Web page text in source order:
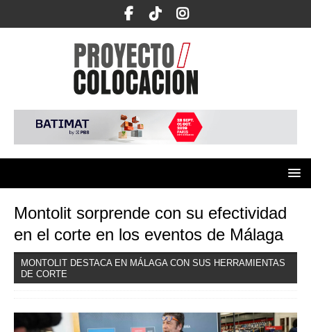
Montolit sorprende con su efectividad
en el corte en los eventos de Málaga
MONTOLIT DESTACA EN MÁLAGA CON SUS HERRAMIENTAS
DE CORTE